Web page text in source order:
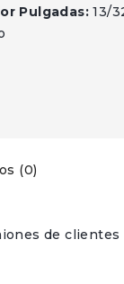
Pulgadas:13/
(0)
de